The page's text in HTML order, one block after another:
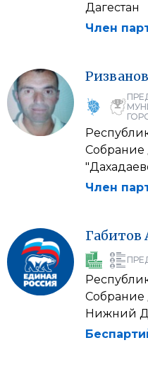
Дагестан
Член
Ризванов
Собрание
Член
Габитов
Собрание
Нижний